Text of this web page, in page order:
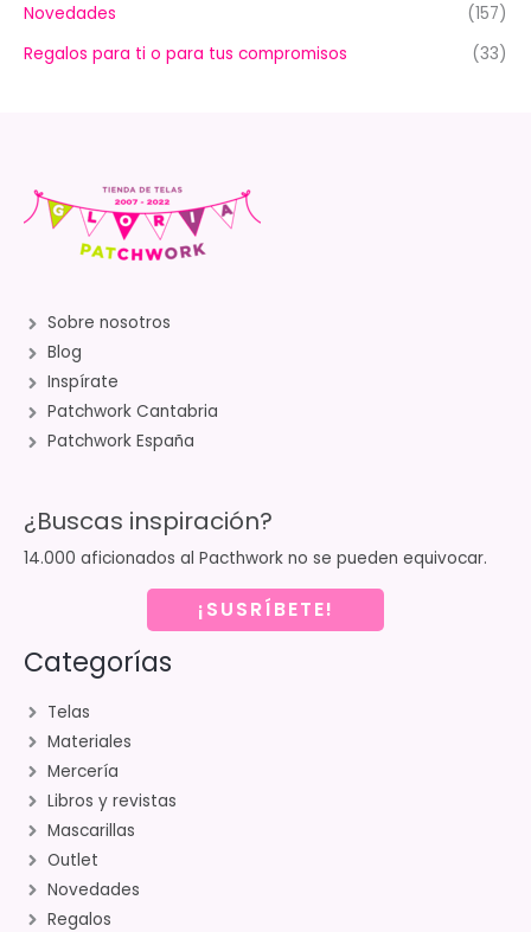
Novedades
(157)
Regalos para ti o para tus compromisos
(33)
Sobre nosotros
Blog
Inspírate
Patchwork Cantabria
Patchwork España
¿Buscas inspiración?
14.000 aficionados al Pacthwork no se pueden equivocar.
¡SUSRÍBETE!
Categorías
Telas
Materiales
Mercería
Libros y revistas
Mascarillas
Outlet
Novedades
Regalos